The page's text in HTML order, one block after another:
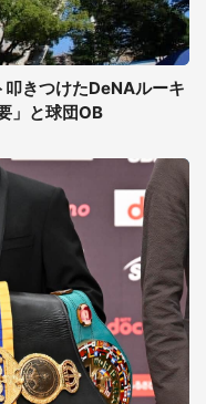
きつけたDeNAルーキ
」と球団OB